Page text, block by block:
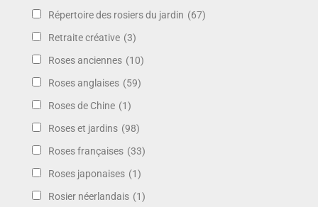
Répertoire des rosiers du jardin (67)
Retraite créative (3)
Roses anciennes (10)
Roses anglaises (59)
Roses de Chine (1)
Roses et jardins (98)
Roses françaises (33)
Roses japonaises (1)
Rosier néerlandais (1)